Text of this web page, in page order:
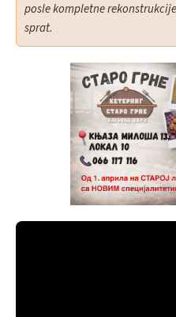
posle kompletne
sprat.